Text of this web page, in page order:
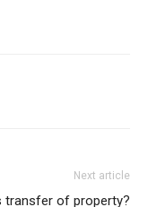
Next article
transfer of property?